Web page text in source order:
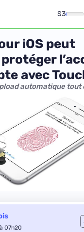
S3
iOS peut
avec
automatique tout
07h20